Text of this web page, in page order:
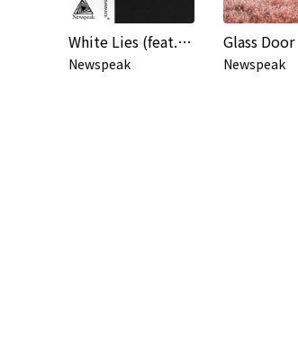
White Lies (feat. Hiroyuki SAWANO)
Newspeak
Glass Door
Newspeak